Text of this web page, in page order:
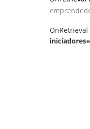
iniciadores»